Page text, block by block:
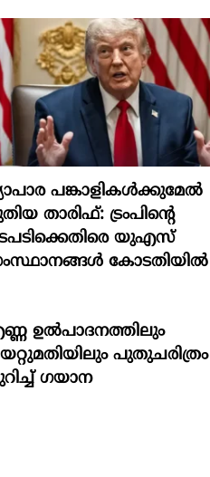
പങ്കാളികൾക്കുമേൽ
താരിഫ്: ട്രംപിന്‍റെ
യുഎസ്
കോടതിയിൽ
ഉൽപാദനത്തിലും
പുതുചരിത്രം
ഗയാന